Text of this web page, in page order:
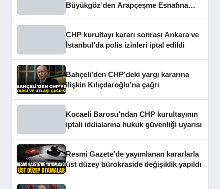
Büyükgöz’den Arapçeşme Esnafına
CHP kurultayı kararı sonrası Ankara ve
İstanbul’da polis izinleri iptal edildi
Bahçeli’den CHP’deki yargı kararına
ilişkin Kılıçdaroğlu’na çağrı
Kocaeli Barosu’ndan CHP kurultayının
iptali iddialarına hukuk güvenliği uyarısı
Resmi Gazete’de yayımlanan kararlarla
üst düzey bürokraside değişiklik yapıldı